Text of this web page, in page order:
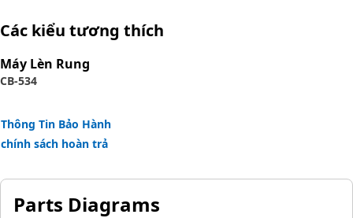
Các kiểu tương thích
Máy Lèn Rung
CB-534
Thông Tin Bảo Hành
chính sách hoàn trả
Parts Diagrams